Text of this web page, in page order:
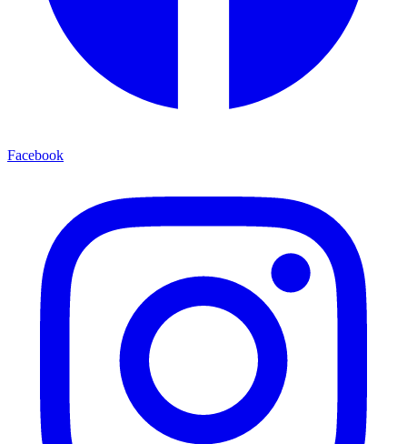
Facebook